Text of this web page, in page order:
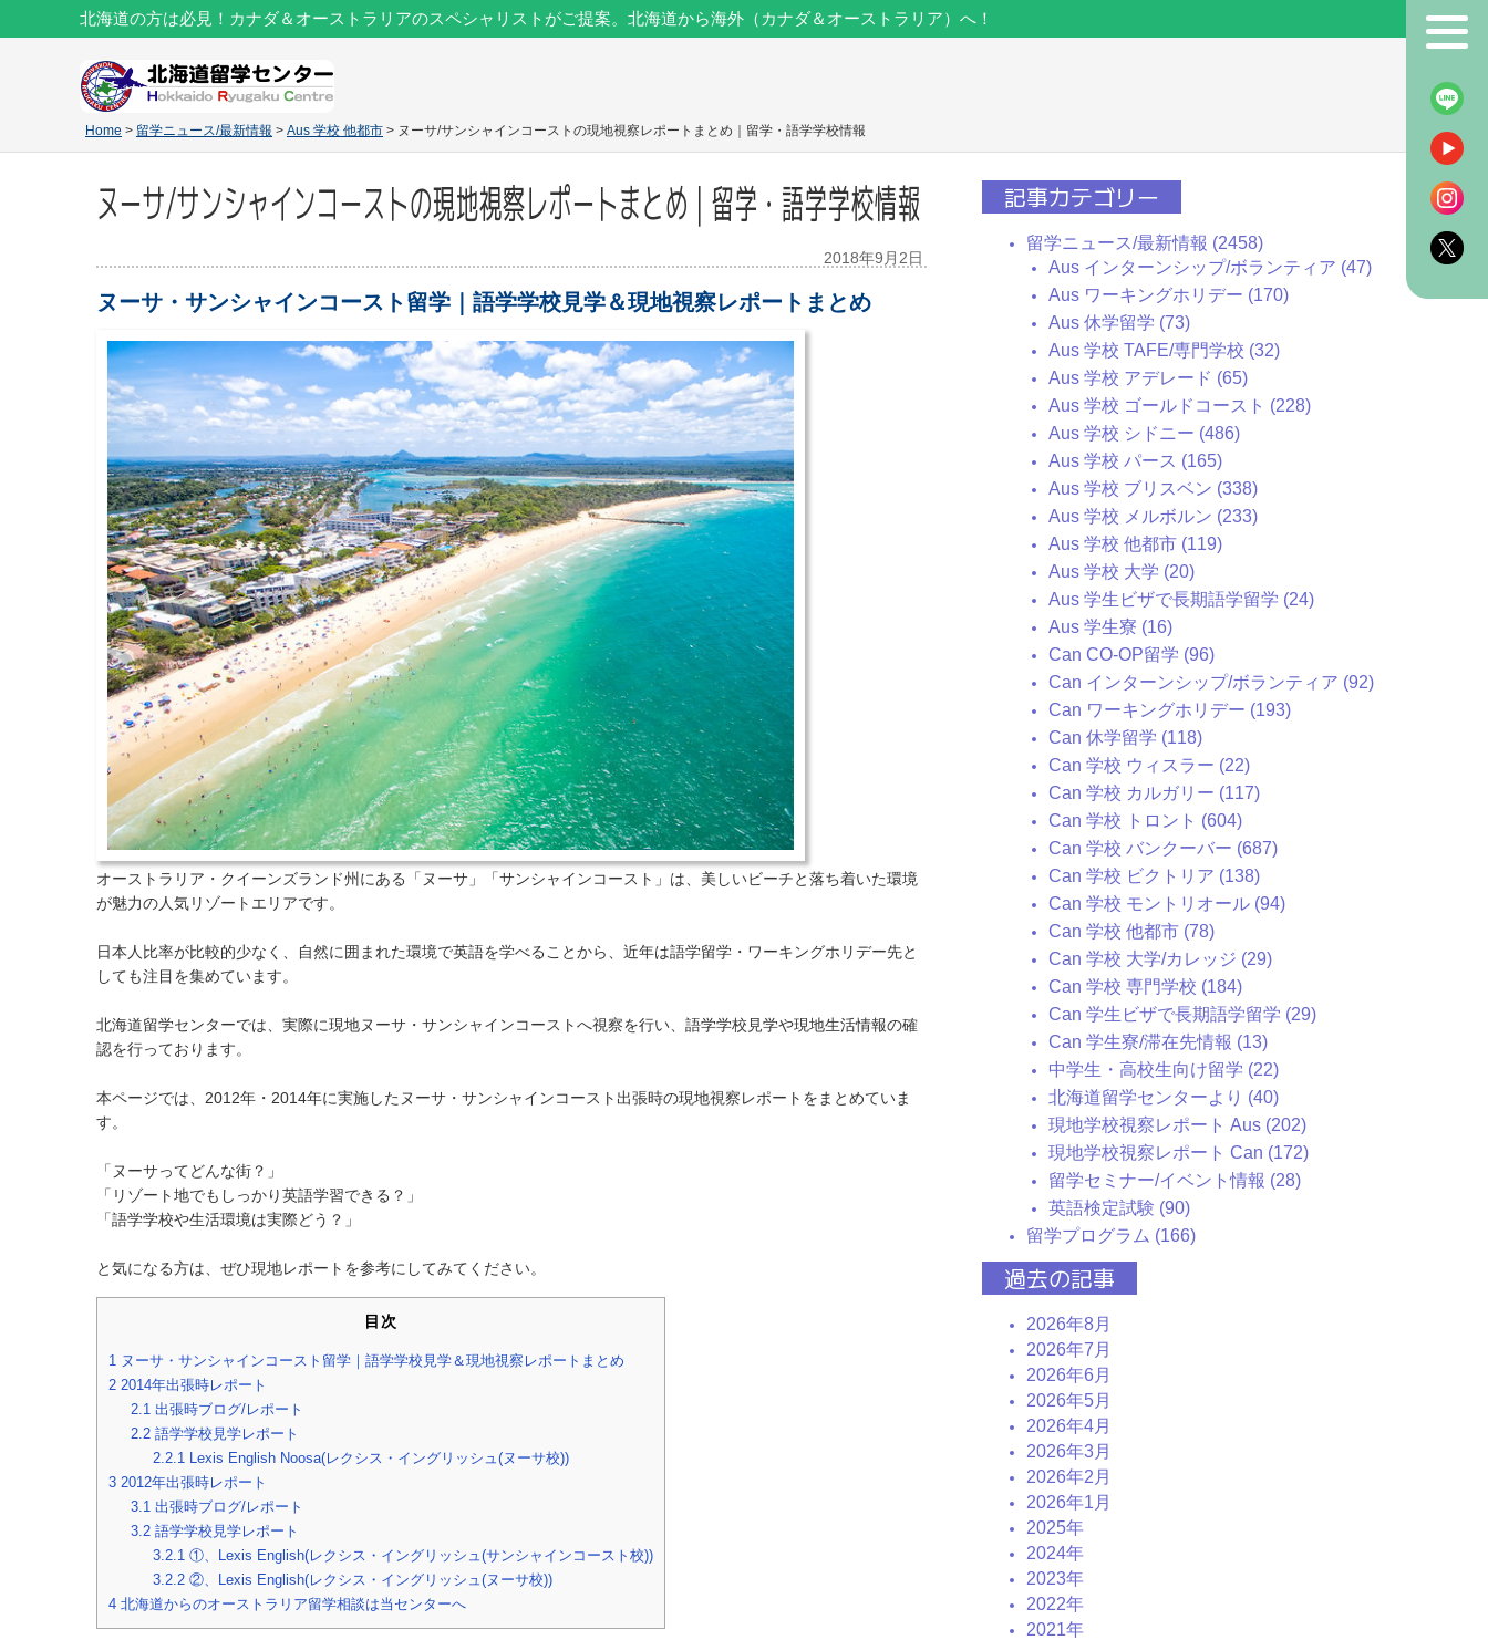
北海道の方は必見！カナダ＆オーストラリアのスペシャリストがご提案。北海道から海外（カナダ＆オーストラリア）へ！
Home > 留学ニュース/最新情報 > Aus 学校 他都市 > ヌーサ/サンシャインコーストの現地視察レポートまとめ｜留学・語学学校情報
ヌーサ/サンシャインコーストの現地視察レポートまとめ｜留学・語学学校情報
2018年9月2日
ヌーサ・サンシャインコースト留学｜語学学校見学＆現地視察レポートまとめ
オーストラリア・クイーンズランド州にある「ヌーサ」「サンシャインコースト」は、美しいビーチと落ち着いた環境
が魅力の人気リゾートエリアです。
日本人比率が比較的少なく、自然に囲まれた環境で英語を学べることから、近年は語学留学・ワーキングホリデー先と
しても注目を集めています。
北海道留学センターでは、実際に現地ヌーサ・サンシャインコーストへ視察を行い、語学学校見学や現地生活情報の確
認を行っております。
本ページでは、2012年・2014年に実施したヌーサ・サンシャインコースト出張時の現地視察レポートをまとめていま
す。
「ヌーサってどんな街？」
「リゾート地でもしっかり英語学習できる？」
「語学学校や生活環境は実際どう？」
と気になる方は、ぜひ現地レポートを参考にしてみてください。
目次
1 ヌーサ・サンシャインコースト留学｜語学学校見学＆現地視察レポートまとめ
2 2014年出張時レポート
2.1出張時ブログ/レポート
2.2語学学校見学レポート
2.2.1Lexis English Noosa(レクシス・イングリッシュ(ヌーサ校))
3 2012年出張時レポート
3.1出張時ブログ/レポート
3.2語学学校見学レポート
3.2.1①、Lexis English(レクシス・イングリッシュ(サンシャインコースト校))
3.2.2②、Lexis English(レクシス・イングリッシュ(ヌーサ校))
4 北海道からのオーストラリア留学相談は当センターへ
記事カテゴリー
留学ニュース/最新情報 (2458)
Aus インターンシップ/ボランティア (47)
Aus ワーキングホリデー (170)
Aus 休学留学 (73)
Aus 学校 TAFE/専門学校 (32)
Aus 学校 アデレード (65)
Aus 学校 ゴールドコースト (228)
Aus 学校 シドニー (486)
Aus 学校 パース (165)
Aus 学校 ブリスベン (338)
Aus 学校 メルボルン (233)
Aus 学校 他都市 (119)
Aus 学校 大学 (20)
Aus 学生ビザで長期語学留学 (24)
Aus 学生寮 (16)
Can CO-OP留学 (96)
Can インターンシップ/ボランティア (92)
Can ワーキングホリデー (193)
Can 休学留学 (118)
Can 学校 ウィスラー (22)
Can 学校 カルガリー (117)
Can 学校 トロント (604)
Can 学校 バンクーバー (687)
Can 学校 ビクトリア (138)
Can 学校 モントリオール (94)
Can 学校 他都市 (78)
Can 学校 大学/カレッジ (29)
Can 学校 専門学校 (184)
Can 学生ビザで長期語学留学 (29)
Can 学生寮/滞在先情報 (13)
中学生・高校生向け留学 (22)
北海道留学センターより (40)
現地学校視察レポート Aus (202)
現地学校視察レポート Can (172)
留学セミナー/イベント情報 (28)
英語検定試験 (90)
留学プログラム (166)
過去の記事
2026年8月
2026年7月
2026年6月
2026年5月
2026年4月
2026年3月
2026年2月
2026年1月
2025年
2024年
2023年
2022年
2021年